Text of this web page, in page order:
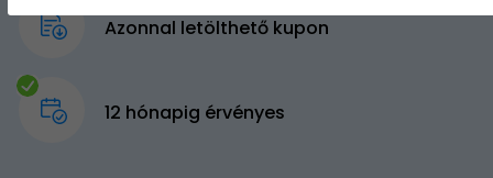
Azonnal letölthető kupon
12 hónapig érvényes